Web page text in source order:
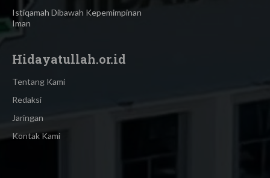
Istiqamah Dibawah Kepemimpinan
Iman
Hidayatullah.or.id
Tentang Kami
Redaksi
Jaringan
Kontak Kami